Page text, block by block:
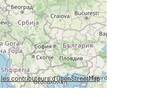
les contributeurs d’OpenStreetMap